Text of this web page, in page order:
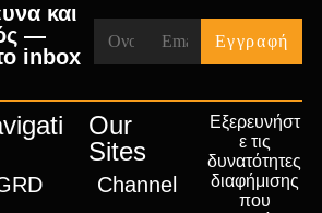
και
—
inbox
Our
Sites
Channel
Εξερευνήστ
ε τις
δυνατότητες
διαφήμισης
που